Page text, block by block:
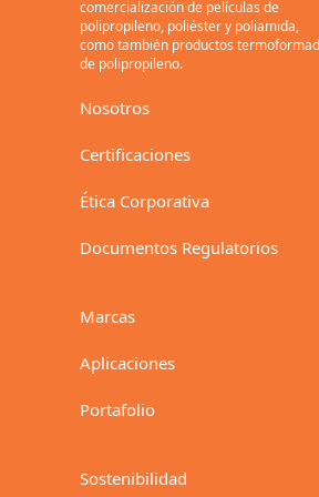
comercialización de películas de
polipropileno, poliéster y poliamida,
como también productos
de polipropileno.
Nosotros
Certificaciones
Ética Corporativa
Documentos Regulatorios
Marcas
Aplicaciones
Portafolio
Sostenibilidad